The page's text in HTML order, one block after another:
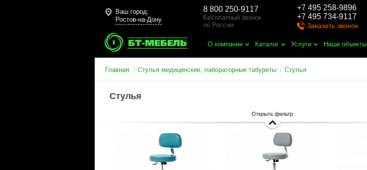
Ваш город:
Ростов-на-Дону
8 800 250-9117
Бесплатный звонок
по России
+7 495 258-9896
+7 495 734-9117
Заказать звонок
О компании Каталог Услуги Наши объекты
Главная Стулья медицинские, лабораторные табуреты Стулья
Стулья
Открыть фильтр